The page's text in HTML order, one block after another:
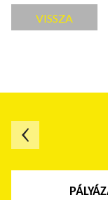
VISSZA